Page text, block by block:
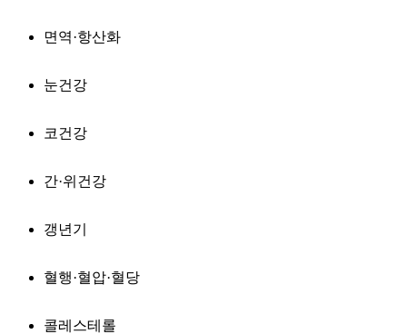
면역·항산화
눈건강
코건강
간·위건강
갱년기
혈행·혈압·혈당
콜레스테롤